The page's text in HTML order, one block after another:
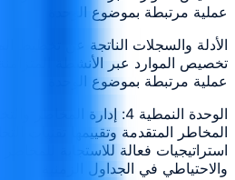
عملية مرتبطة بموضوع الوحدة
الأدلة والسجلات الناتجة عن تخطيط
تخصيص الموارد عبر الأنشطة
عملية مرتبطة بموضوع الوحدة
الوحدة النمطية 4: إدارة
المخاطر المتقدمة وتقييمها تقنيات
استراتيجيات فعالة للاستجابة
والاحتياطي في الجداول الزمنية